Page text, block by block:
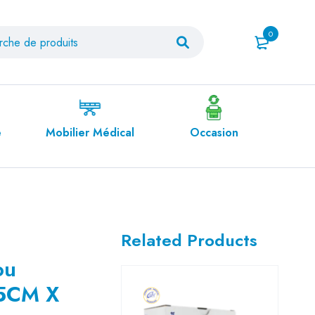
0
Occasion Orthopédie
X
Related Products